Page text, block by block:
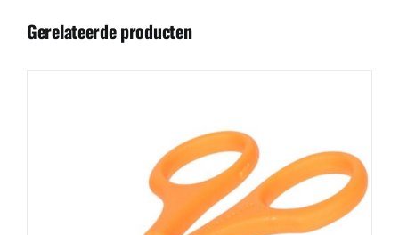
Gerelateerde producten